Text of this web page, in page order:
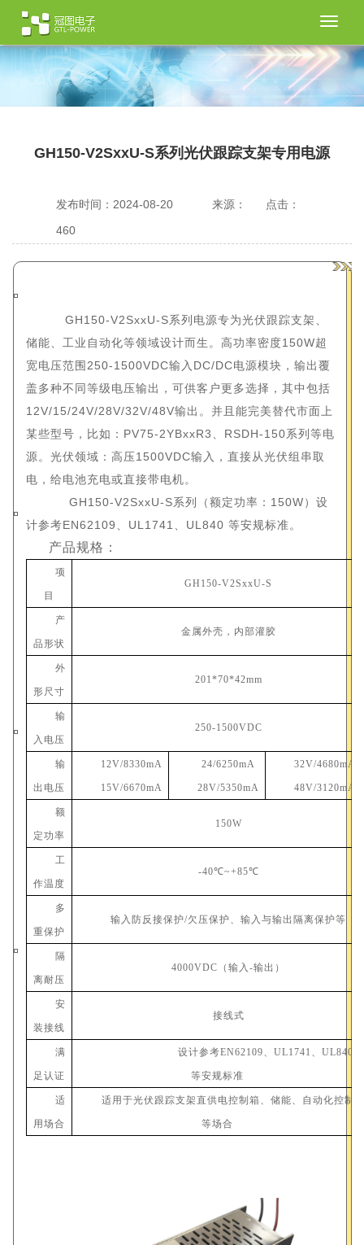
切
导
航
GH150-V2SxxU-S系列光伏跟踪支架专用电源
发布时间：2024-08-20 来源：
点击：
460
GH150-V2SxxU-S系列电源专为光伏跟踪支架、
储能、工业自动化等领域设计而生。高功率密度150W超
宽电压范围250-1500VDC输入DC/DC电源模块，输出覆
盖多种不同等级电压输出，可供客户更多选择，其中包括
12V/15/24V/28V/32V/48V输出。并且能完美替代市面上
某些型号，比如：PV75-2YBxxR3、RSDH-150系列等电
源。 光伏领域：高压1500VDC输入，直接从光伏组串取
电，给电池充电或直接带电机。
GH150-V2SxxU-S系列（额定功率：150W）设
计参考EN62109、UL1741、UL840 等安规标准。
产品规格：
项
目
GH 150-V2SxxU-S
产
品形状
金属外壳 ，内部灌胶
外
形尺寸
201 *70*42mm
输
入电压
250-1500VDC
输
出电压
1 2V/8330mA
15V/6670mA
24/6250mA
28V/5350mA
32V/4680mA
48V/3120mA
额
定功率
1 50W
工
作温度
-40℃~+85℃
多
重保护
输入防反接保护/欠压保护、 输入与输出隔离保护等
隔
离耐压
4000VDC（输入-输出）
安
装接线
接线式
满
足认证
设计参考EN62109、UL1741、UL840
等安规标准
适
用场合
适用于光伏跟踪支架直供电控制箱、储能、自动化控制
等场合